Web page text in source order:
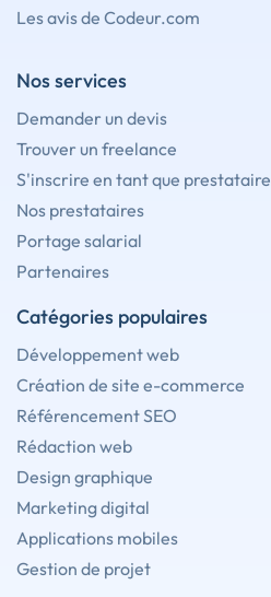
Les avis de Codeur.com
Nos services
Demander un devis
Trouver un freelance
S'inscrire en tant que prestataire
Nos prestataires
Portage salarial
Partenaires
Catégories populaires
Développement web
Création de site e-commerce
Référencement SEO
Rédaction web
Design graphique
Marketing digital
Applications mobiles
Gestion de projet